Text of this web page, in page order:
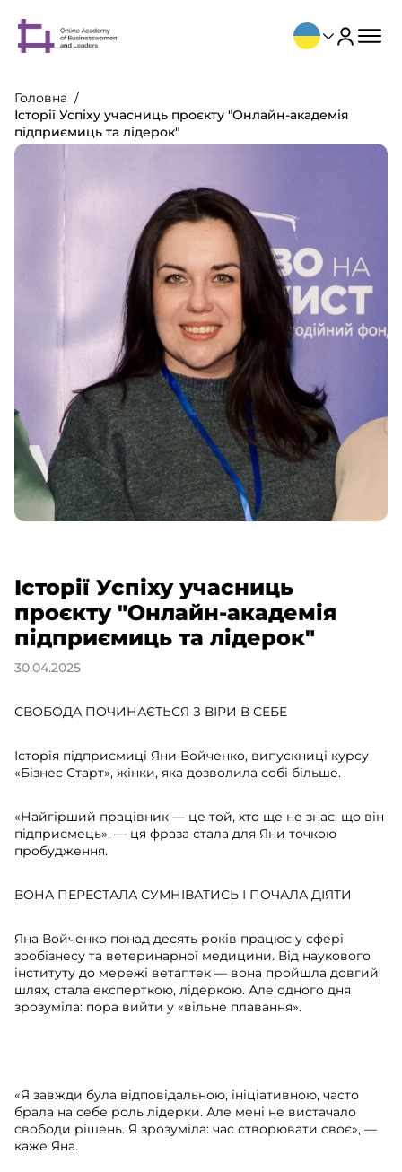
Головна
Історії Успіху учасниць проєкту "Онлайн-академія
підприємиць та лідерок"
Історії Успіху учасниць
проєкту "Онлайн-академія
підприємиць та лідерок"
30.04.2025
СВОБОДА ПОЧИНАЄТЬСЯ З ВІРИ В СЕБЕ
Історія підприємиці Яни Войченко, випускниці курсу
«Бізнес Старт», жінки, яка дозволила собі більше.
«Найгірший працівник — це той, хто ще не знає, що він
підприємець», — ця фраза стала для Яни точкою
пробудження.
ВОНА ПЕРЕСТАЛА СУМНІВАТИСЬ І ПОЧАЛА ДІЯТИ
Яна Войченко понад десять років працює у сфері
зообізнесу та ветеринарної медицини. Від наукового
інституту до мережі ветаптек — вона пройшла довгий
шлях, стала експерткою, лідеркою. Але одного дня
зрозуміла: пора вийти у «вільне плавання».
«Я завжди була відповідальною, ініціативною, часто
брала на себе роль лідерки. Але мені не вистачало
свободи рішень. Я зрозуміла: час створювати своє», —
каже Яна.